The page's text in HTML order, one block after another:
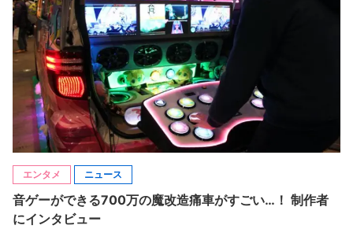
エンタメ ニュース
音ゲーができる700万の魔改造痛車がすごい…！ 制作者
にインタビュー